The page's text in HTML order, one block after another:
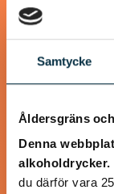
Samtycke
Åldersgräns
Denna
alkoholdrycker.
du därför vara